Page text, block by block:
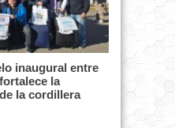
inaugural entre
la
la cordillera